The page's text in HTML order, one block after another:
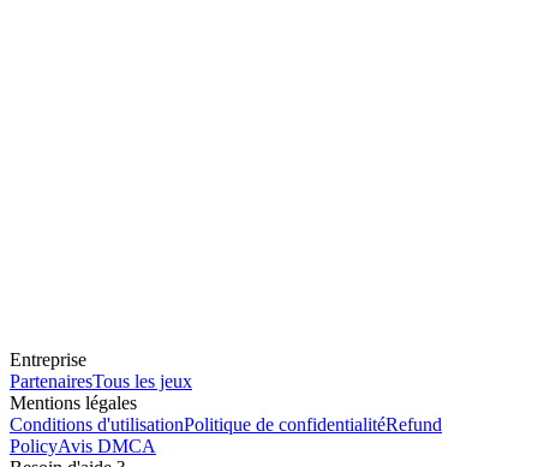
Entreprise
PartenairesTous les jeux
Mentions légales
Conditions d'utilisationPolitique de confidentialitéRefund
PolicyAvis DMCA